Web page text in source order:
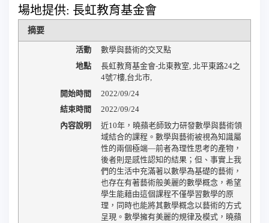
場地提供: 長虹教育基金會
摘要
活動
數學與藝術的交叉點
地點
長虹教育基金會-北東教室 北平東路24之
4號7樓, 台北市,
開始時間
2022/09/24
結束時間
2022/09/24
內容說明
近10年，曉蘋老師致力研發數學與藝術領
域結合的課程。數學與藝術被視為知識屬
性的兩個極端—前者為理性思考的產物，
後者則是感性認知的結果；但、事實上我
們的生活中充滿著以數學為基礎的藝術，
也存在有著藝術般美麗的數學概念，希望
學生能藉由這個課程不僅學習數學的原
理，同時也能將其數學概念以藝術的方式
呈現。數學擁有美麗的規律及模式，曉蘋